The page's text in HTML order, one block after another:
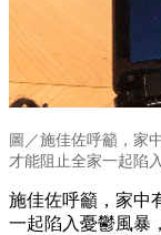
圖／施佳佐呼籲，家
才能阻止全家一起陷
施佳佐呼籲，家中
一起陷入憂鬱風暴